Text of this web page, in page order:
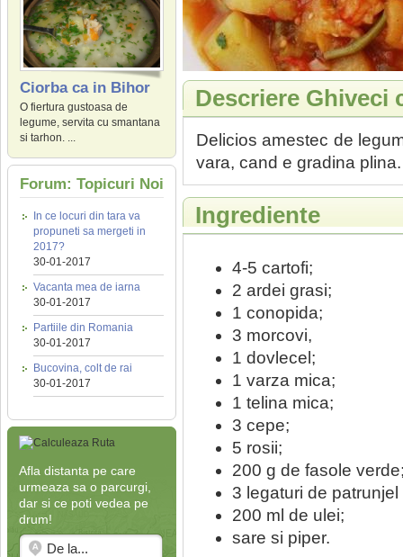
Ciorba ca in Bihor
O fiertura gustoasa de
legume, servita cu smantana
si tarhon. ...
Forum: Topicuri Noi
In ce locuri din tara va
propuneti sa mergeti in
2017?
30-01-2017
Vacanta mea de iarna
30-01-2017
Partiile din Romania
30-01-2017
Bucovina, colt de rai
30-01-2017
Afla distanta pe care
urmeaza sa o parcurgi,
dar si ce poti vedea pe
drum!
Descriere Ghiveci
Delicios amestec de
vara, cand e gradina plina.
Ingrediente
4-5 cartofi;
2 ardei grasi;
1 conopida;
3 morcovi,
1 dovlecel;
1 varza mica;
1 telina mica;
3 cepe;
5 rosii;
200 g de fasole
3 legaturi de patrunjel
200 ml de ulei;
sare si piper.